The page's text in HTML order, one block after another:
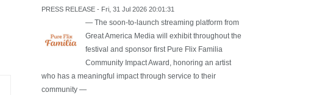
PRESS RELEASE - Fri, 31 Jul 2026 20:01:31
— The soon-to-launch streaming platform from
Great America Media will exhibit throughout the
festival and sponsor first Pure Flix Familia
Community Impact Award, honoring an artist
who has a meaningful impact through service to their
community —